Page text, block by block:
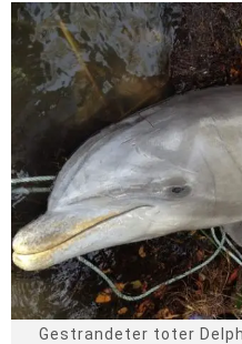
Gestrandeter toter